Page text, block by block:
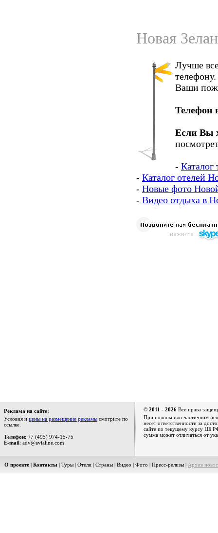
Новая
Лучше
Ваши
Телефон
Если Вы
-
- Каталог отелей
- Новые фото
- Видео отдыха в
Реклама на сайте:
Условия и цены на размещение рекламы смотрите по
ссылке.
Телефон: +7 (495) 974-15-75
E-mail: adv@avialine.com
© 2011 - 2026 Все права
При полном или частичном
несет ответственности за
сайте по текущему курсу ЦБ
сумма может отличаться от
О проекте | Контакты | Туры | Отели | Страны | Видео | Фото | Пресс-релизы | Архив